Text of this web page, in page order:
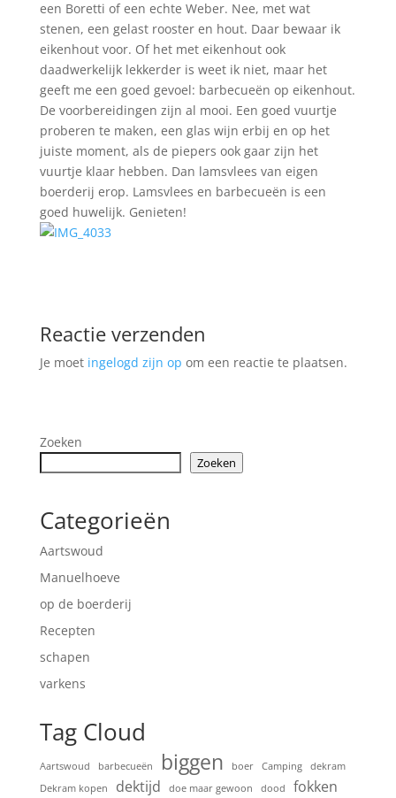
een Boretti of een echte Weber. Nee, met wat
stenen, een gelast rooster en hout. Daar bewaar ik
eikenhout voor. Of het met eikenhout ook
daadwerkelijk lekkerder is weet ik niet, maar het
geeft me een goed gevoel: barbecueën op eikenhout.
De voorbereidingen zijn al mooi. Een goed vuurtje
proberen te maken, een glas wijn erbij en op het
juiste moment, als de piepers ook gaar zijn het
vuurtje klaar hebben. Dan lamsvlees van eigen
boerderij erop. Lamsvlees en barbecueën is een
goed huwelijk. Genieten!
Reactie verzenden
Je moet ingelogd zijn op om een reactie te plaatsen.
Zoeken
Zoeken
Categorieën
Aartswoud
Manuelhoeve
op de boerderij
Recepten
schapen
varkens
Tag Cloud
Aartswoud barbecueën biggen boer Camping
dekram
Dekram kopen
dektijd doe maar gewoon dood
fokken